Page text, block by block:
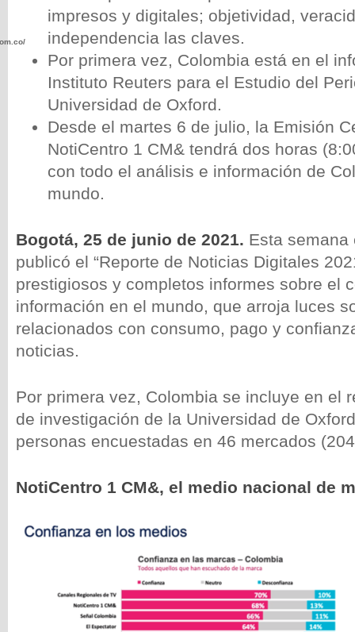
impresos y digitales; objetividad,
independencia las claves.
Por primera vez, Colombia está en el
Instituto Reuters para el Estudio del
Universidad de Oxford.
Desde el martes 6 de julio, la Emisión
NotiCentro 1 CM& tendrá dos horas
con todo el análisis e información de
mundo.
Bogotá, 25 de junio de 2021. Esta semana
publicó el “Reporte de Noticias Digitales
prestigiosos y completos informes sobre el
información en el mundo, que arroja luces
relacionados con consumo, pago y
noticias.
Por primera vez, Colombia se incluye en el
de investigación de la Universidad de
personas encuestadas en 46 mercados
NotiCentro 1 CM&, el medio nacional de
wp-
wp-